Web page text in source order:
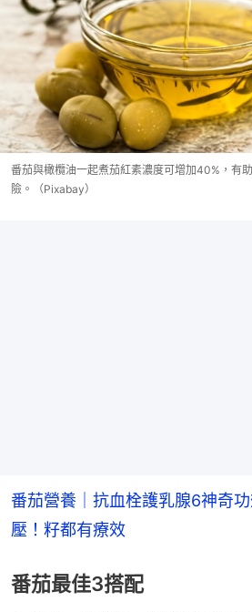
番茄與橄欖油一起煮茄紅素濃度可增加40%，有
險。（Pixabay）
番茄營養｜抗血栓護乳腺6神奇
壓！籽都有療效
番茄最佳3搭配